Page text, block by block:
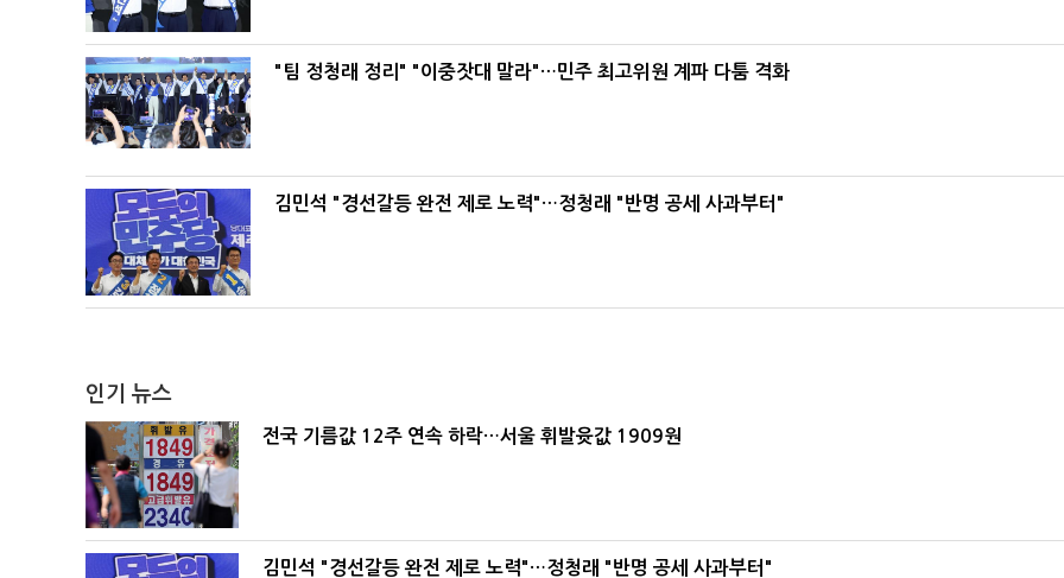
"팀 정청래 정리" "이중잣대 말라"…민주 최고위원 계파 다툼 격화
김민석 "경선갈등 완전 제로 노력"…정청래 "반명 공세 사과부터"
인기 뉴스
전국 기름값 12주 연속 하락…서울 휘발윳값 1909원
김민석 "경선갈등 완전 제로 노력"…정청래 "반명 공세 사과부터"